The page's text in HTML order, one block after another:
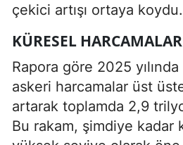
çekici artışı ortaya koydu.
KÜRESEL
Rapora göre 2025
askeri harcamalar üst üste
artarak toplamda 2,9
Bu rakam, şimdiye kadar